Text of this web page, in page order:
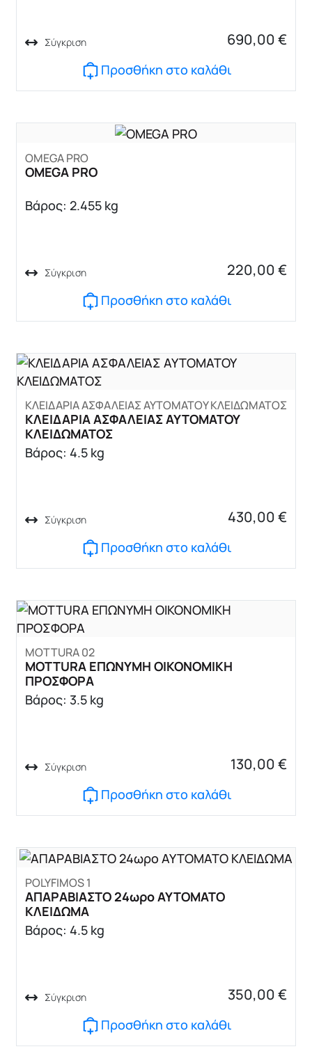
Σύγκριση 690,00€
Προσθήκη στο καλάθι
OMEGA PRO
OMEGA PRO
Βάρος: 2.455 kg
Σύγκριση 220,00€
Προσθήκη στο καλάθι
ΚΛΕΙΔΑΡΙΑ ΑΣΦΑΛΕΙΑΣ ΑΥΤΟΜΑΤΟΥ ΚΛΕΙΔΩΜΑΤΟΣ
ΚΛΕΙΔΑΡΙΑ ΑΣΦΑΛΕΙΑΣ ΑΥΤΟΜΑΤΟΥ
ΚΛΕΙΔΩΜΑΤΟΣ
Βάρος: 4.5 kg
Σύγκριση 430,00€
Προσθήκη στο καλάθι
MOTTURA 02
MOTTURA ΕΠΩΝΥΜΗ ΟΙΚΟΝΟΜΙΚΗ
ΠΡΟΣΦΟΡΑ
Βάρος: 3.5 kg
Σύγκριση 130,00€
Προσθήκη στο καλάθι
POLYFIMOS 1
ΑΠΑΡΑΒΙΑΣΤΟ 24ωρο ΑΥΤΟΜΑΤΟ
ΚΛΕΙΔΩΜΑ
Βάρος: 4.5 kg
Σύγκριση 350,00€
Προσθήκη στο καλάθι